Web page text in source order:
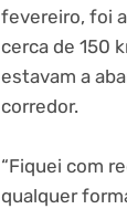
fevereiro, foi
cerca de 150
estavam a
corredor.
“Fiquei com
qualquer